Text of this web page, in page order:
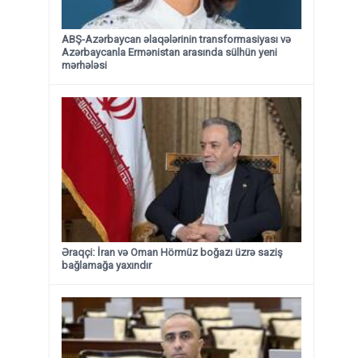
ABŞ-Azərbaycan əlaqələrinin transformasiyası və
Azərbaycanla Ermənistan arasında sülhün yeni
mərhələsi
Əraqçi: İran və Oman Hörmüz boğazı üzrə saziş
bağlamağa yaxındır